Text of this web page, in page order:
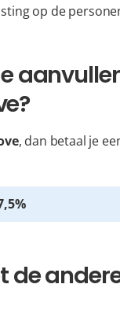
op de
, dan betaal je
de